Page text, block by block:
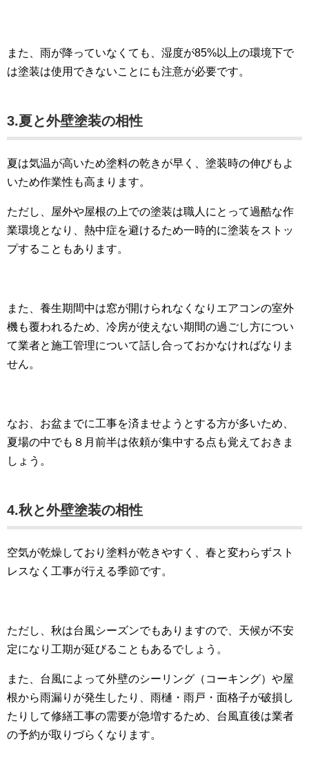
また、雨が降っていなくても、湿度が85%以上の環境下で
は塗装は使用できないことにも注意が必要です。
3.夏と外壁塗装の相性
夏は気温が高いため塗料の乾きが早く、塗装時の伸びもよ
いため作業性も高まります。
ただし、屋外や屋根の上での塗装は職人にとって過酷な作
業環境となり、熱中症を避けるため一時的に塗装をストッ
プすることもあります。
また、養生期間中は窓が開けられなくなりエアコンの室外
機も覆われるため、冷房が使えない期間の過ごし方につい
て業者と施工管理について話し合っておかなければなりま
せん。
なお、お盆までに工事を済ませようとする方が多いため、
夏場の中でも８月前半は依頼が集中する点も覚えておきま
しょう。
4.秋と外壁塗装の相性
空気が乾燥しており塗料が乾きやすく、春と変わらずスト
レスなく工事が行える季節です。
ただし、秋は台風シーズンでもありますので、天候が不安
定になり工期が延びることもあるでしょう。
また、台風によって外壁のシーリング（コーキング）や屋
根から雨漏りが発生したり、雨樋・雨戸・面格子が破損し
たりして修繕工事の需要が急増するため、台風直後は業者
の予約が取りづらくなります。